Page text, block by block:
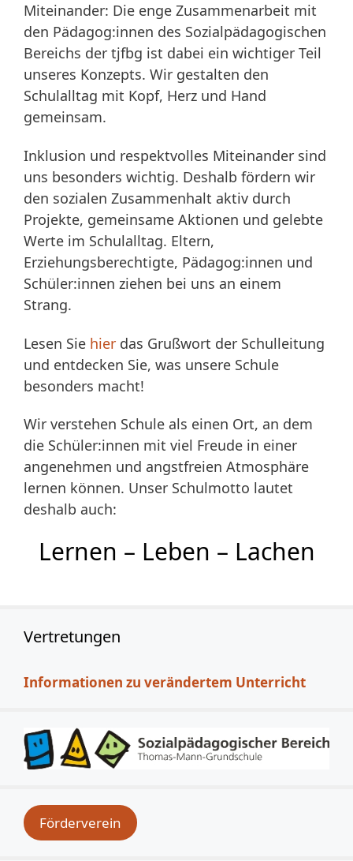
Miteinander: Die enge Zusammenarbeit mit
den Pädagog:innen des Sozialpädagogischen
Bereichs der tjfbg ist dabei ein wichtiger Teil
unseres Konzepts. Wir gestalten den
Schulalltag mit Kopf, Herz und Hand
gemeinsam.
Inklusion und respektvolles Miteinander sind
uns besonders wichtig. Deshalb fördern wir
den sozialen Zusammenhalt aktiv durch
Projekte, gemeinsame Aktionen und gelebte
Werte im Schulalltag. Eltern,
Erziehungsberechtigte, Pädagog:innen und
Schüler:innen ziehen bei uns an einem
Strang.
Lesen Sie hier das Grußwort der Schulleitung
und entdecken Sie, was unsere Schule
besonders macht!
Wir verstehen Schule als einen Ort, an dem
die Schüler:innen mit viel Freude in einer
angenehmen und angstfreien Atmosphäre
lernen können. Unser Schulmotto lautet
deshalb auch:
Lernen – Leben – Lachen
Vertretungen
Informationen zu verändertem Unterricht
Förderverein